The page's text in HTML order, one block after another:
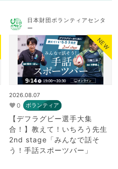
日本財団ボランティアセンタ
ー
NEW
2026.08.07
0 ボランティア
【デフラグビー選手大集
合！】教えて！いちろう先生
2nd stage「みんなで話そ
う！手話スポーツバー」